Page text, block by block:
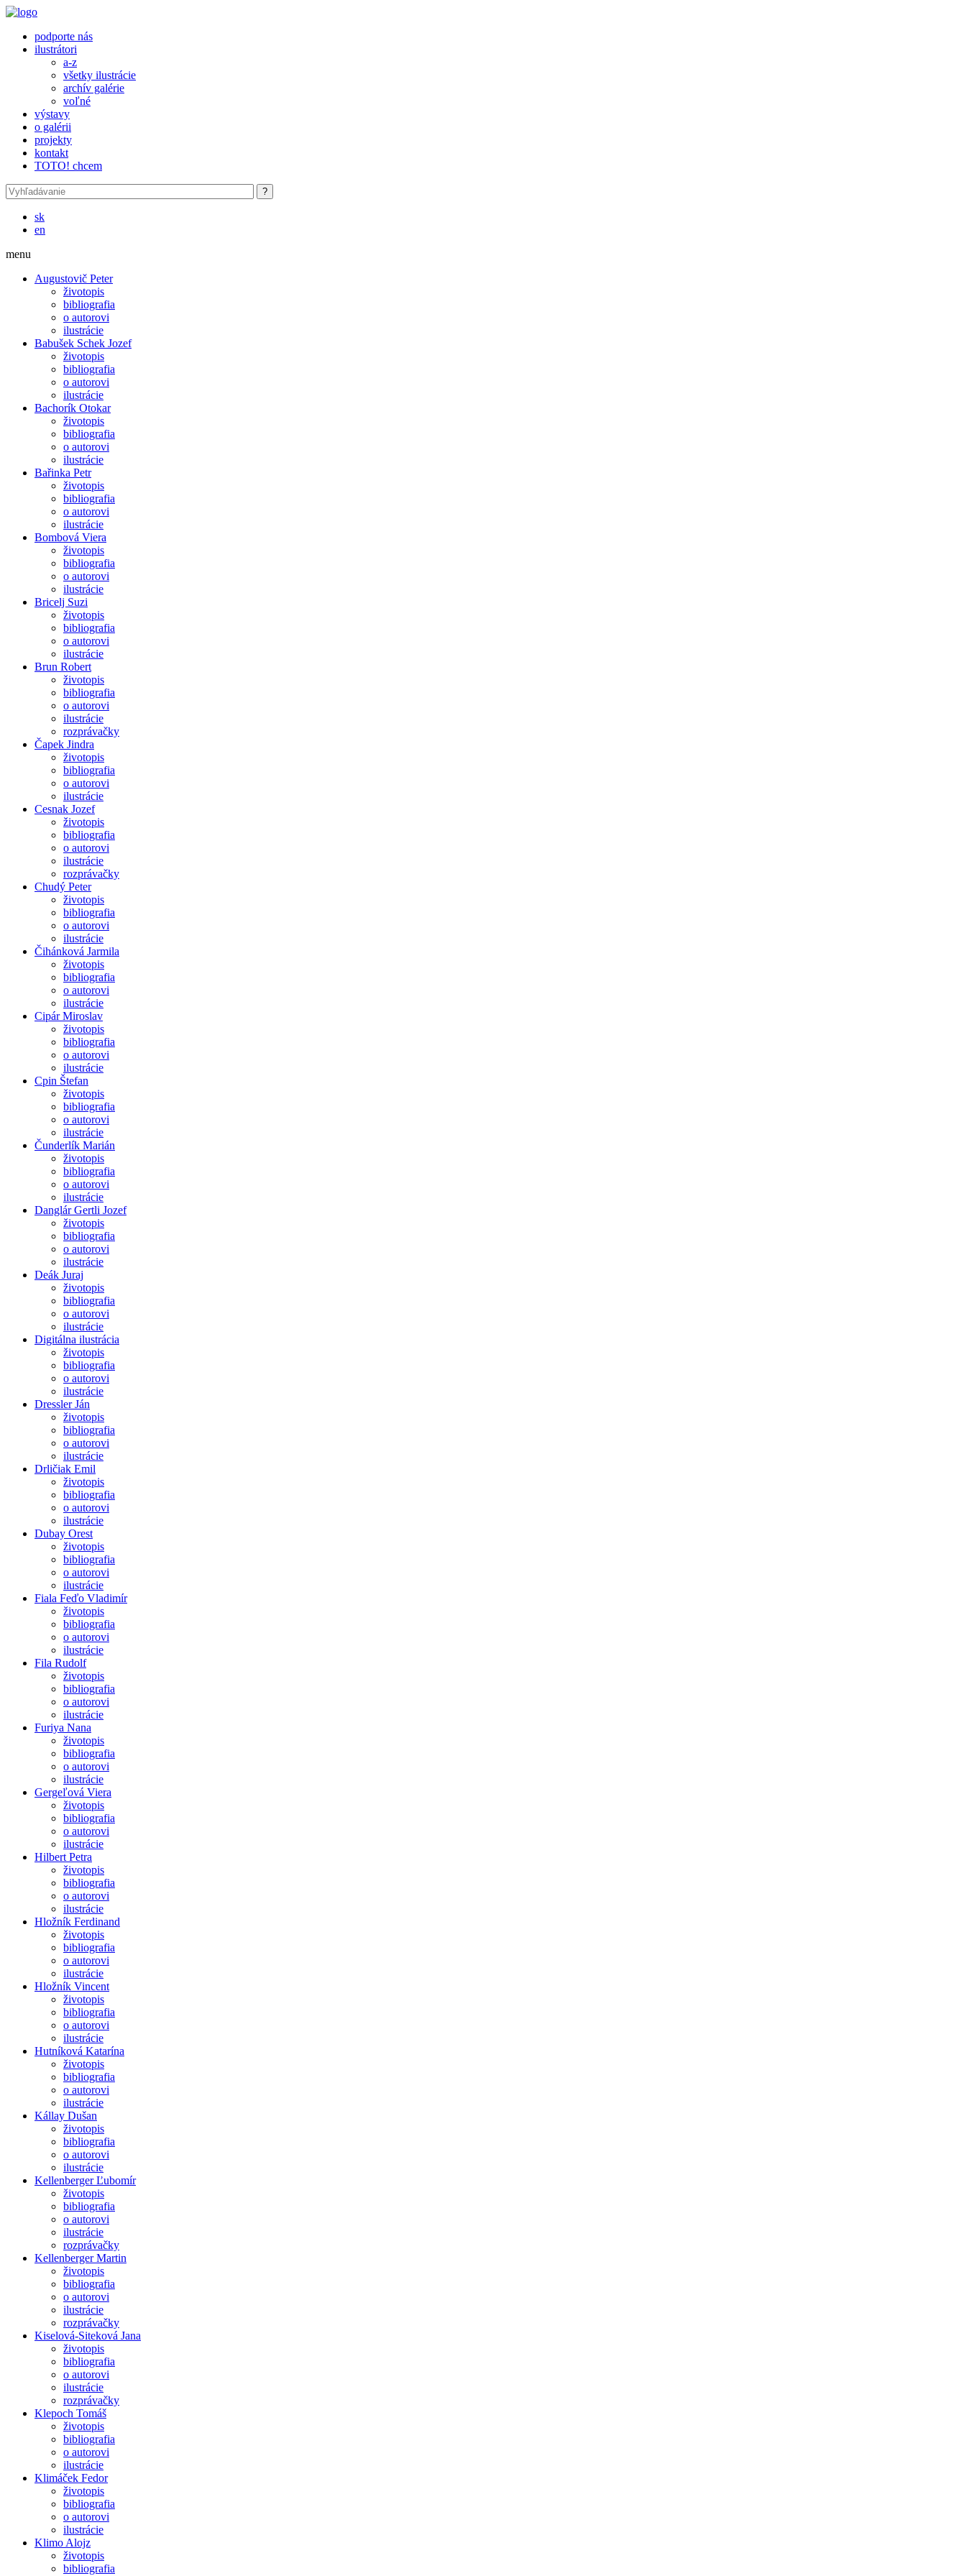
Skočiť na hlavný obsah
podporte nás
ilustrátori
a-z
všetky ilustrácie
archív galérie
voľné
výstavy
o galérii
projekty
kontakt
TOTO! chcem
sk
en
menu
Augustovič Peter
životopis
bibliografia
o autorovi
ilustrácie
Babušek Schek Jozef
životopis
bibliografia
o autorovi
ilustrácie
Bachorík Otokar
životopis
bibliografia
o autorovi
ilustrácie
Bařinka Petr
životopis
bibliografia
o autorovi
ilustrácie
Bombová Viera
životopis
bibliografia
o autorovi
ilustrácie
Bricelj Suzi
životopis
bibliografia
o autorovi
ilustrácie
Brun Robert
životopis
bibliografia
o autorovi
ilustrácie
rozprávačky
Čapek Jindra
životopis
bibliografia
o autorovi
ilustrácie
Cesnak Jozef
životopis
bibliografia
o autorovi
ilustrácie
rozprávačky
Chudý Peter
životopis
bibliografia
o autorovi
ilustrácie
Čihánková Jarmila
životopis
bibliografia
o autorovi
ilustrácie
Cipár Miroslav
životopis
bibliografia
o autorovi
ilustrácie
Cpin Štefan
životopis
bibliografia
o autorovi
ilustrácie
Čunderlík Marián
životopis
bibliografia
o autorovi
ilustrácie
Danglár Gertli Jozef
životopis
bibliografia
o autorovi
ilustrácie
Deák Juraj
životopis
bibliografia
o autorovi
ilustrácie
Digitálna ilustrácia
životopis
bibliografia
o autorovi
ilustrácie
Dressler Ján
životopis
bibliografia
o autorovi
ilustrácie
Drličiak Emil
životopis
bibliografia
o autorovi
ilustrácie
Dubay Orest
životopis
bibliografia
o autorovi
ilustrácie
Fiala Feďo Vladimír
životopis
bibliografia
o autorovi
ilustrácie
Fila Rudolf
životopis
bibliografia
o autorovi
ilustrácie
Furiya Nana
životopis
bibliografia
o autorovi
ilustrácie
Gergeľová Viera
životopis
bibliografia
o autorovi
ilustrácie
Hilbert Petra
životopis
bibliografia
o autorovi
ilustrácie
Hložník Ferdinand
životopis
bibliografia
o autorovi
ilustrácie
Hložník Vincent
životopis
bibliografia
o autorovi
ilustrácie
Hutníková Katarína
životopis
bibliografia
o autorovi
ilustrácie
Kállay Dušan
životopis
bibliografia
o autorovi
ilustrácie
Kellenberger Ľubomír
životopis
bibliografia
o autorovi
ilustrácie
rozprávačky
Kellenberger Martin
životopis
bibliografia
o autorovi
ilustrácie
rozprávačky
Kiselová-Siteková Jana
životopis
bibliografia
o autorovi
ilustrácie
rozprávačky
Klepoch Tomáš
životopis
bibliografia
o autorovi
ilustrácie
Klimáček Fedor
životopis
bibliografia
o autorovi
ilustrácie
Klimo Alojz
životopis
bibliografia